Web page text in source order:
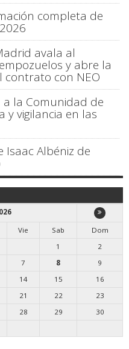
completa de
avala al
y abre la
contrato con NEO
la Comunidad de
y vigilancia en las
Isaac Albéniz de
Vie Sab
Dom
1
2
7 8
9
14 15
16
21 22
23
28 29
30